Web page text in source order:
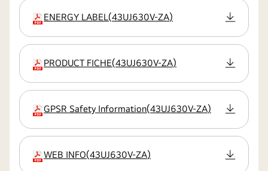
Erweiterung
ENERGY LABEL(43UJ630V-ZA)
Erweiterung
PRODUCT FICHE(43UJ630V-ZA)
Erweiterung
GPSR Safety Information(43UJ630V-ZA)
Erweiterung
WEB INFO(43UJ630V-ZA)